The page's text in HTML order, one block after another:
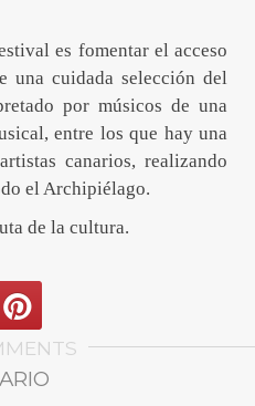
es fomentar el acceso
una cuidada selección del
por músicos de una
entre los que hay una
canarios, realizando
el Archipiélago.
de la cultura.